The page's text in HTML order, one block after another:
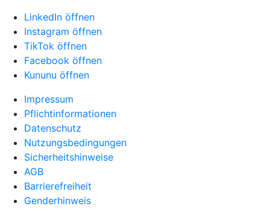
LinkedIn öffnen
Instagram öffnen
TikTok öffnen
Facebook öffnen
Kununu öffnen
Impressum
Pflichtinformationen
Datenschutz
Nutzungsbedingungen
Sicherheitshinweise
AGB
Barrierefreiheit
Genderhinweis